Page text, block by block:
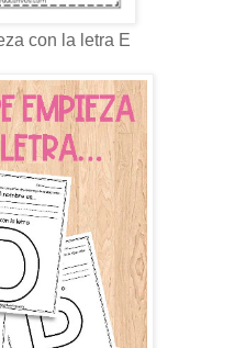
con la letra E